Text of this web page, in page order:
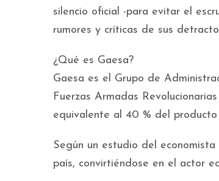
silencio oficial -para evitar el
rumores y críticas de sus
¿Qué es Gaesa?
Gaesa es el Grupo de
Fuerzas Armadas
equivalente al 40 % del
Según un estudio del
país, convirtiéndose en el actor